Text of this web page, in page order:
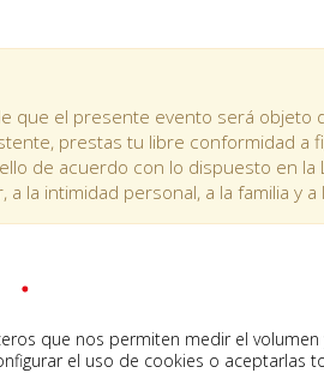
que nos permiten medir el
el uso de cookies o aceptarlas
que el presente evento será objeto
prestas tu libre conformidad a
de acuerdo con lo dispuesto en
a la intimidad personal, a la familia y a